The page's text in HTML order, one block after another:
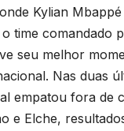
Kylian
time comandado
seu melhor
Nas duas
empatou fora de
e Elche,